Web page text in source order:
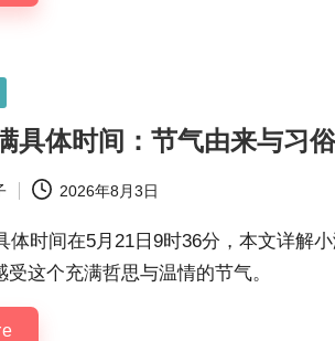
具体时间：节气由来与习俗
2026年8月3日
体时间在5月21日9时36分，本文详解
这个充满哲思与温情的节气。